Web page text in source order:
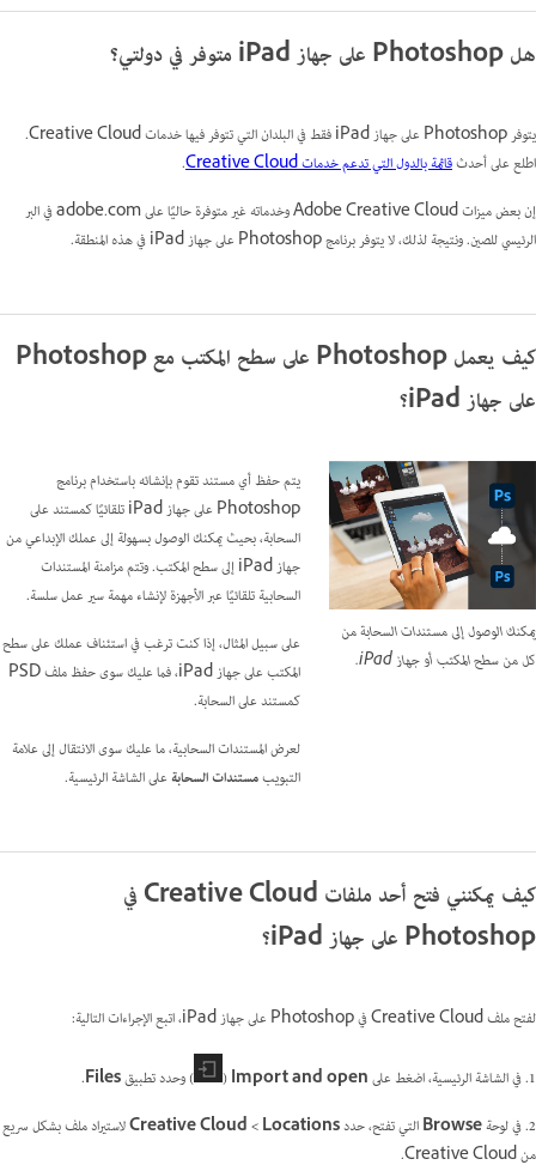
هل Photoshop على جهاز iPad متوفر في دولتي؟
يتوفر Photoshop على جهاز iPad فقط في البلدان التي تتوفر فيها خدمات Creative Cloud.
اطلع على أحدثقائمة بالدول التي تدعم خدمات Creative Cloud
.
إن بعض ميزات Adobe Creative Cloud وخدماته غير متوفرة حاليًا على adobe.com في البر
الرئيسي للصين. ونتيجة لذلك، لا يتوفر برنامج Photoshop على جهاز iPad في هذه المنطقة.
كيف يعمل Photoshop على سطح المكتب مع Photoshop
على جهاز iPad؟
يمكنك الوصول إلى مستندات السحابة من
كل من سطح المكتب أو جهاز iPad.
يتم حفظ أي مستند تقوم بإنشائه باستخدام برنامج
Photoshop على جهاز iPad تلقائيًا كمستند على
السحابة، بحيث يمكنك الوصول بسهولة إلى عملك الإبداعي من
جهاز iPad إلى سطح المكتب. وتتم مزامنة المستندات
السحابية تلقائيًا عبر الأجهزة لإنشاء مهمة سير عمل سلسة.
على سبيل المثال، إذا كنت ترغب في استئناف عملك على سطح
المكتب على جهاز iPad، فما عليك سوى حفظ ملف PSD
كمستند على السحابة.
لعرض المستندات السحابية، ما عليك سوى الانتقال إلى علامة
التبويبمستندات السحابةعلى الشاشة الرئيسية.
كيف يمكنني فتح أحد ملفات Creative Cloud في
Photoshop على جهاز iPad؟
لفتح ملف Creative Cloud في Photoshop على جهاز iPad، اتبع الإجراءات التالية:
1. في الشاشة الرئيسية، اضغط على Import and open
( ) وحدد تطبيقFiles
.
2. في لوحة
Browseالتي تفتح، حددLocations >‏ Creative Cloud
لاستيراد ملف بشكل سريع
من Creative Cloud.